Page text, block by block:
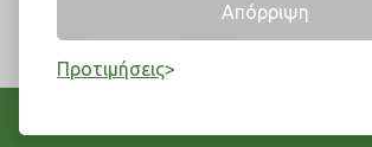
Απόρριψη
Προτιμήσεις